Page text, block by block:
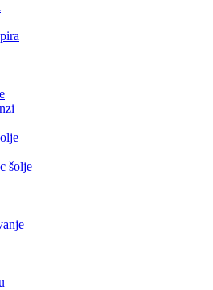
šolje